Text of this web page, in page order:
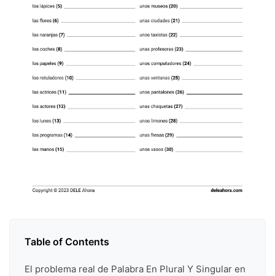
Table of Contents
El problema real de Palabra En Plural Y Singular en